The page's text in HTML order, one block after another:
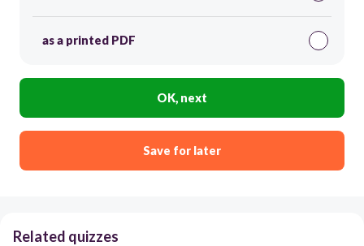
as a printed PDF
OK, next
Save for later
Related quizzes